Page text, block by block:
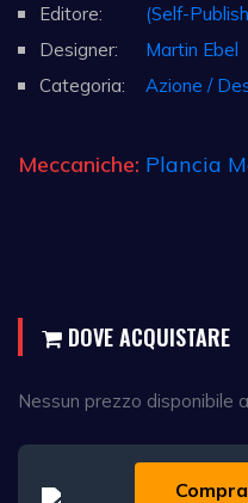
Editore:
(Self-
Designer:
Martin Ebel
Categoria:
Azione /
Meccaniche: Plancia
DOVE ACQUISTARE
Nessun prezzo disponibile
Compra